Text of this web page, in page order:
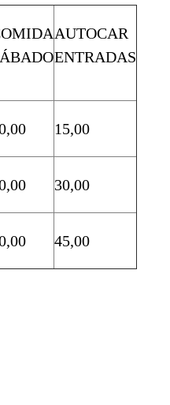
AUTOCAR
ENTRADAS
15,00
30,00
45,00